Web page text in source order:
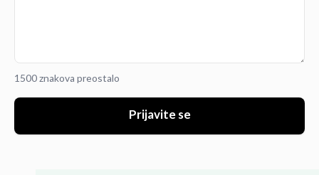
1500 znakova preostalo
Prijavite se